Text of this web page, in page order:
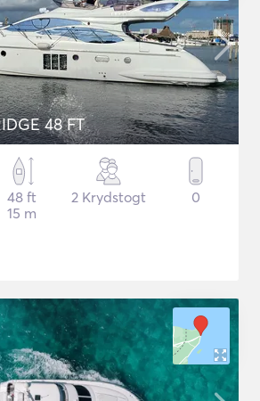
48 FT
48 ft
15 m
2 Krydstogt 0